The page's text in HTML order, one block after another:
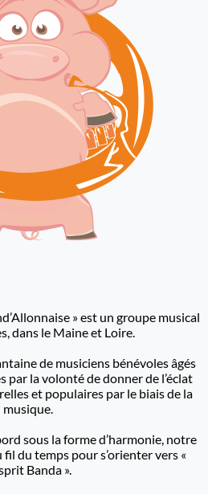
» est un groupe musical
dans le Maine et Loire.
de musiciens bénévoles âgés
par la volonté de donner de l’éclat
et populaires par le biais de la
musique.
sous la forme d’harmonie, notre
du temps pour s’orienter vers «
Banda ».